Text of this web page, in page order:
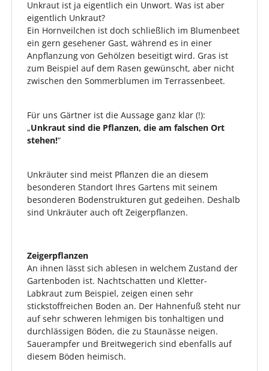
Unkraut ist ja eigentlich ein Unwort. Was ist aber
eigentlich Unkraut?
Ein Hornveilchen ist doch schließlich im Blumenbeet
ein gern gesehener Gast, während es in einer
Anpflanzung von Gehölzen beseitigt wird. Gras ist
zum Beispiel auf dem Rasen gewünscht, aber nicht
zwischen den Sommerblumen im Terrassenbeet.
Für uns Gärtner ist die Aussage ganz klar (!):
„Unkraut sind die Pflanzen, die am falschen Ort
stehen!“
Unkräuter sind meist Pflanzen die an diesem
besonderen Standort Ihres Gartens mit seinem
besonderen Bodenstrukturen gut gedeihen. Deshalb
sind Unkräuter auch oft Zeigerpflanzen.
Zeigerpflanzen
An ihnen lässt sich ablesen in welchem Zustand der
Gartenboden ist. Nachtschatten und Kletter-
Labkraut zum Beispiel, zeigen einen sehr
stickstoffreichen Boden an. Der Hahnenfuß steht nur
auf sehr schweren lehmigen bis tonhaltigen und
durchlässigen Böden, die zu Staunässe neigen.
Sauerampfer und Breitwegerich sind ebenfalls auf
diesem Böden heimisch.